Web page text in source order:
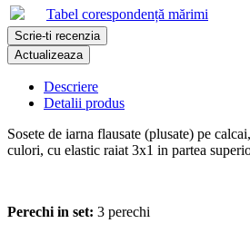
Tabel corespondență mărimi
Scrie-ti recenzia
Descriere
Detalii produs
Sosete de iarna flausate (plusate) pe
culori, cu elastic raiat 3x1 in partea
Perechi in set: 3 perechi